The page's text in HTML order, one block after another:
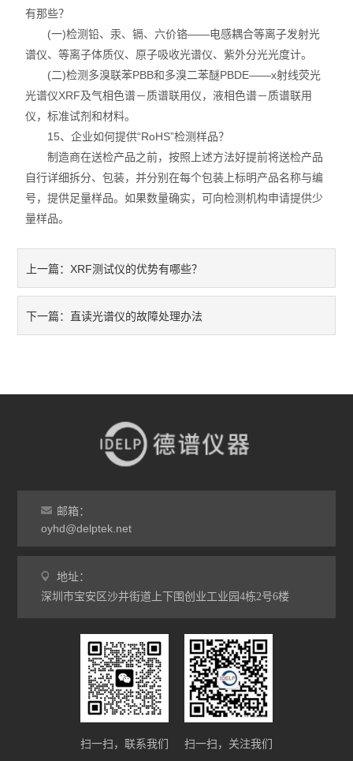
有那些？
(一)检测铅、汞、镉、六价铬——电感耦合等离子发射光
谱仪、等离子体质仪、原子吸收光谱仪、紫外分光光度计。
(二)检测多溴联苯PBB和多溴二苯醚PBDE——x射线荧光
光谱仪XRF及气相色谱－质谱联用仪，液相色谱－质谱联用
仪，标准试剂和材料。
15、企业如何提供“RoHS”检测样品？
制造商在送检产品之前，按照上述方法好提前将送检产品
自行详细拆分、包装，并分别在每个包装上标明产品名称与编
号，提供足量样品。如果数量确实，可向检测机构申请提供少
量样品。
上一篇：XRF测试仪的优势有哪些？
下一篇： 直读光谱仪的故障处理办法
邮箱：
oyhd@delptek.net
地址：
深圳市宝安区沙井街道上下围创业工业园4栋2号6楼
扫一扫，联系我们 扫一扫，关注我们